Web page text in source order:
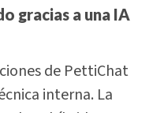
gracias a una IA
de PettiChat
interna. La